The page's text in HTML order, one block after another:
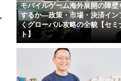
モバイルゲーム海外展開の障壁
するか―政策・市場・決済イン
くグローバル攻略の全貌【セミ
ト】